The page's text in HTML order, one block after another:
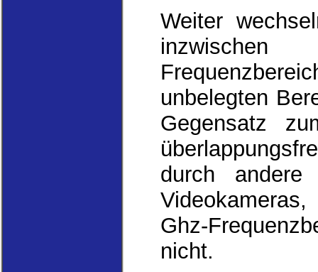
Weiter
unbelegten
Gegensatz
durch andere
Ghz-
nicht.